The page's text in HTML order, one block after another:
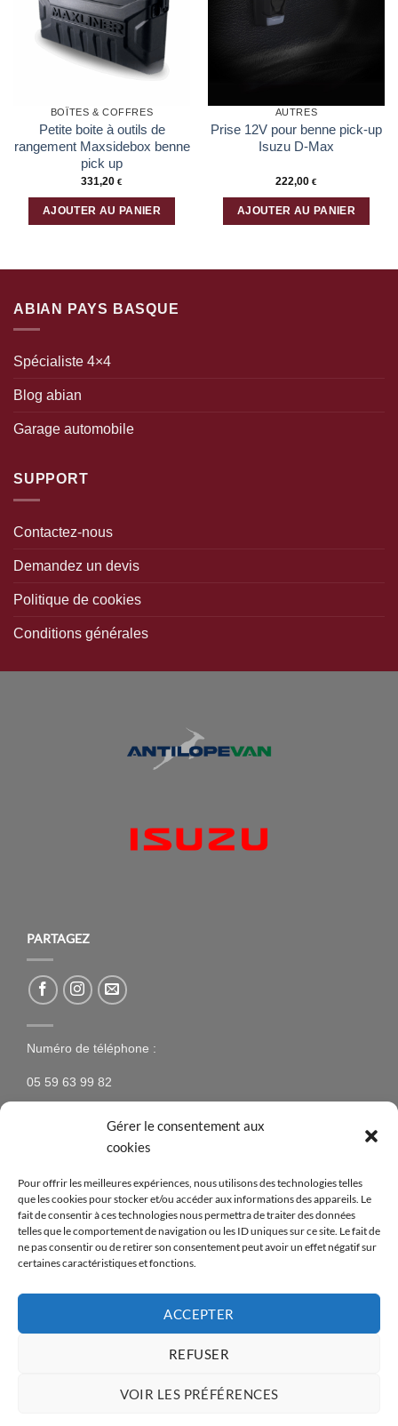
Gérer le consentement aux
cookies
Pour offrir les meilleures expériences, nous utilisons des technologies telles
que les cookies pour stocker et/ou accéder aux informations des appareils. Le
fait de consentir à ces technologies nous permettra de traiter des données
telles que le comportement de navigation ou les ID uniques sur ce site. Le fait de
ne pas consentir ou de retirer son consentement peut avoir un effet négatif sur
certaines caractéristiques et fonctions.
ACCEPTER
REFUSER
VOIR LES PRÉFÉRENCES
d’envies
BOÎTES & COFFRES
Petite boite à outils de
rangement Maxsidebox benne
pick up
331,20 €
AJOUTER AU PANIER
AUTRES
Prise 12V pour benne pick-up
Isuzu D-Max
222,00 €
AJOUTER AU PANIER
ABIAN PAYS BASQUE
Spécialiste 4×4
Blog abian
Garage automobile
SUPPORT
Contactez-nous
Demandez un devis
Politique de cookies
Conditions générales
PARTAGEZ
Numéro de téléphone :
05 59 63 99 82
N’hésitez pas à vous inscrire à la newsletter pour être
tenus au courant des nouveaux produits proposés sur
le site ainsi que des offres spéciales !
[mc4wp_form id=14376]
MasterCard
Express